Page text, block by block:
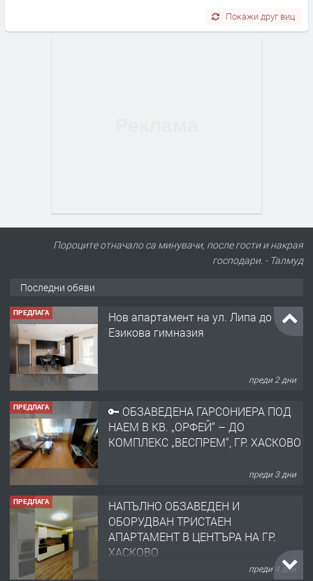
Покажи друг виц
Пороците отначало са минувачи, после гости и накрая
господари. - Талмуд
Последни обяви
ПРЕДЛАГА
Нов апартамент на ул. Липа до
Езикова гимназия
преди 2 дни
ПРЕДЛАГА
🔑 ОБЗАВЕДЕНА ГАРСОНИЕРА ПОД
НАЕМ В КВ. „ОРФЕЙ“ – ДО
КОМПЛЕКС „ВЕСПРЕМ“, ГР. ХАСКОВО
преди 3 дни
ПРЕДЛАГА
НАПЪЛНО ОБЗАВЕДЕН И
ОБОРУДВАН ТРИСТАЕН
АПАРТАМЕНТ В ЦЕНТЪРА НА ГР.
ХАСКОВО
преди 4 дни